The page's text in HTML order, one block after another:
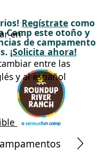
Regístrate como
Camp este otoño y
de campamento
¡Solicita ahora!
en
entre las
y al español